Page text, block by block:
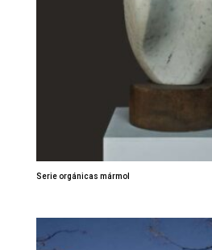
Serie orgánicas mármol